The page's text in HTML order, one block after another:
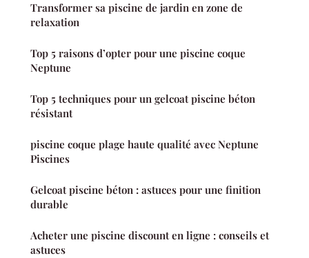
Transformer sa piscine de jardin en zone de
relaxation
Top 5 raisons d’opter pour une piscine coque
Neptune
Top 5 techniques pour un gelcoat piscine béton
résistant
piscine coque plage haute qualité avec Neptune
Piscines
Gelcoat piscine béton : astuces pour une finition
durable
Acheter une piscine discount en ligne : conseils et
astuces